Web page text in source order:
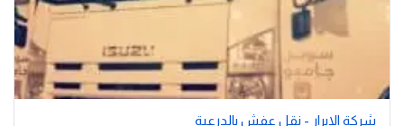
شركة الابرار - نقل عفش بالدرعية